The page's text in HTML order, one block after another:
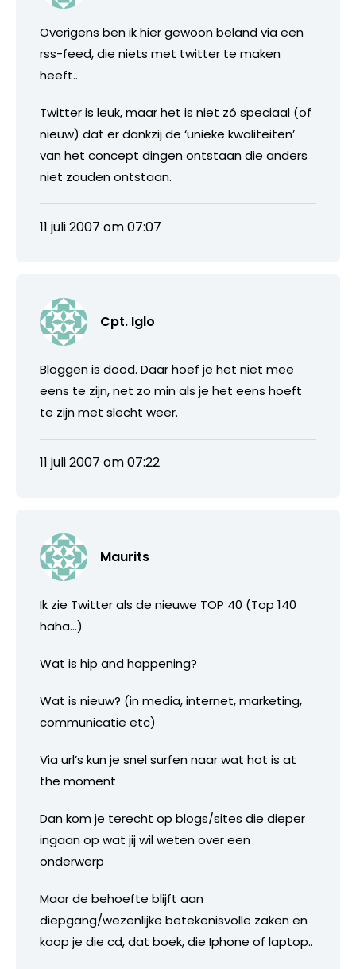
Overigens ben ik hier gewoon beland via een
rss-feed, die niets met twitter te maken
heeft..
Twitter is leuk, maar het is niet zó speciaal (of
nieuw) dat er dankzij de ‘unieke kwaliteiten’
van het concept dingen ontstaan die anders
niet zouden ontstaan.
11 juli 2007 om 07:07
Cpt. Iglo
Bloggen is dood. Daar hoef je het niet mee
eens te zijn, net zo min als je het eens hoeft
te zijn met slecht weer.
11 juli 2007 om 07:22
Maurits
Ik zie Twitter als de nieuwe TOP 40 (Top 140
haha…)
Wat is hip and happening?
Wat is nieuw? (in media, internet, marketing,
communicatie etc)
Via url’s kun je snel surfen naar wat hot is at
the moment
Dan kom je terecht op blogs/sites die dieper
ingaan op wat jij wil weten over een
onderwerp
Maar de behoefte blijft aan
diepgang/wezenlijke betekenisvolle zaken en
koop je die cd, dat boek, die Iphone of laptop..